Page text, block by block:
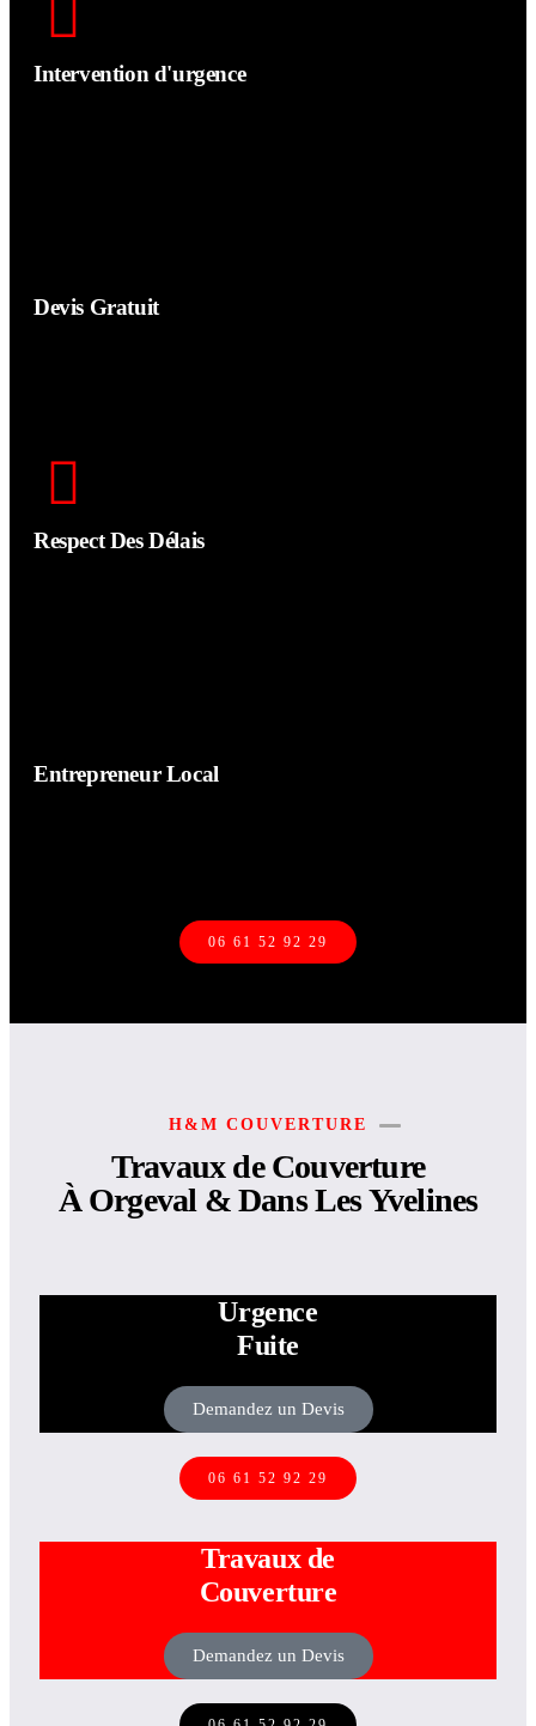
Intervention d'urgence
Devis Gratuit
Respect Des Délais
Entrepreneur Local
06 61 52 92 29
H&M COUVERTURE
Travaux de Couverture
À Orgeval & Dans Les Yvelines
Urgence
Fuite
Demandez un Devis
06 61 52 92 29
Travaux de
Couverture
Demandez un Devis